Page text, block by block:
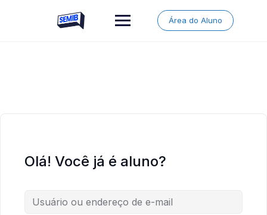
Área do Aluno
Olá! Você já é aluno?